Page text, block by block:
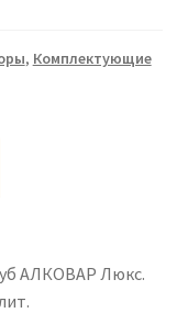
, Комплектующие
АЛКОВАР Люкс.